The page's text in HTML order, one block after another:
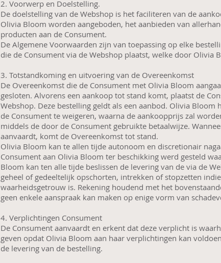
2. Voorwerp en Doelstelling.
De doelstelling van de Webshop is het faciliteren van de
Olivia Bloom worden aangeboden, het aanbieden van
producten aan de Consument.
De Algemene Voorwaarden zijn van toepassing op elke
die de Consument via de Webshop plaatst, welke door Olivia
3. Totstandkoming en uitvoering van de Overeenkomst
De Overeenkomst die de Consument met Olivia Bloom
gesloten. Alvorens een aankoop tot stand komt, plaatst de
Webshop. Deze bestelling geldt als een aanbod. Olivia Bloom
de Consument te weigeren, waarna de aankoopprijs zal
middels de door de Consument gebruikte betaalwijze.
aanvaardt, komt de Overeenkomst tot stand.
Olivia Bloom kan te allen tijde autonoom en discretionair
Consument aan Olivia Bloom ter beschikking werd gesteld
Bloom kan ten alle tijde beslissen de levering van de via de
geheel of gedeeltelijk opschorten, intrekken of stopzetten
waarheidsgetrouw is. Rekening houdend met het
geen enkele aanspraak kan maken op enige vorm van
4. Verplichtingen Consument
De Consument aanvaardt en erkent dat deze verplicht is
geven opdat Olivia Bloom aan haar verplichtingen kan
de levering van de bestelling.